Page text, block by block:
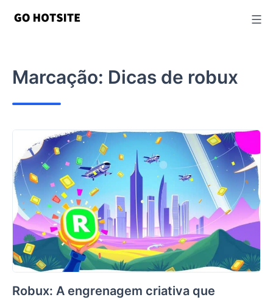
Marcação: Dicas de robux
Robux: A engrenagem criativa que